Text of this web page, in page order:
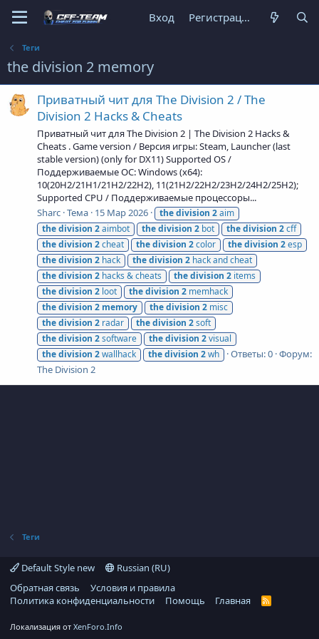
Вход Регистрация
Теги
the division 2 memory
Приватный чит для The Division 2 / The
Division 2 Hacks & Cheats
Приватный чит для The Division 2 | The Division 2 Hacks &
Cheats . Game version / Версия игры: Steam, Launcher (last
stable version) (only for DX11) Supported OS /
Поддерживаемые ОС: Windows (x64):
10(20H2/21H1/21H2/22H2), 11(21H2/22H2/23H2/24H2/25H2);
Supported CPU / Поддерживаемые процессоры...
Sharc Тема 15 Мар 2026 thedivision 2aim
thedivision 2aimbot thedivision 2 bot thedivision 2cff
thedivision 2cheat thedivision 2color thedivision 2esp
thedivision 2 hack thedivision 2 hack and cheat
thedivision 2 hacks & cheats thedivision 2 items
thedivision 2 loot thedivision 2 memhack
thedivision 2 memory thedivision 2 misc
thedivision 2 radar thedivision 2soft
thedivision 2software thedivision 2visual
thedivision 2wallhack thedivision 2wh Ответы: 0 Форум:
The Division 2
Теги
Default Style new
Russian (RU)
Обратная связь
Условия и правила
Политика конфиденциальности
Помощь Главная
R
Локализация от XenForo.Info